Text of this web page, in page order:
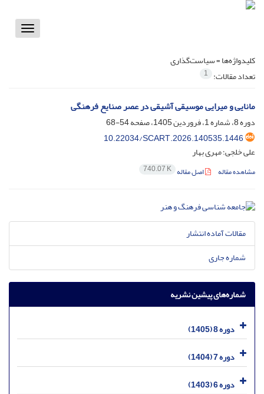
Toggle
کلیدواژه‌ها =سیاست‌گذاری
تعداد مقالات: 1
مانایی و میرایی موسیقی آشیقی در عصر صنایع فرهنگی
دوره 8، شماره 1، فروردین 1405، صفحه
54-68
10.22034/SCART.2026.140535.1446
علی خلجی؛ مهری بهار
مشاهده مقاله اصل مقاله 740.07 K
مقالات آماده انتشار
شماره جاری
شماره‌های پیشین نشریه
دوره 8 (1405)
دوره 7 (1404)
دوره 6 (1403)